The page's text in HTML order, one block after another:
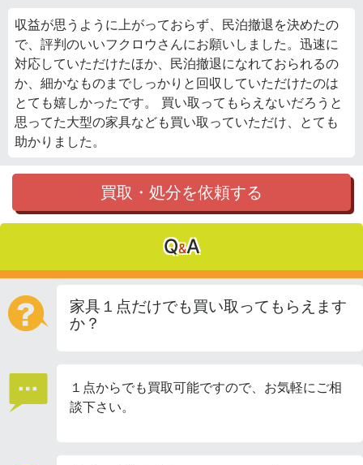
収益が思うように上がっておらず、民泊撤退を決めたの
で、評判のいいフクロウさんにお願いしました。迅速に
対応していただけたほか、民泊撤退になれておられるの
か、細かなものまでしっかりと回収していただけたのは
とても嬉しかったです。 買い取ってもらえないだろうと
思ってた大型の家具なども買い取っていただけ、とても
助かりました。
買取・処分を依頼する
Q&A
家具１点だけでも買い取ってもらえます
か？
１点からでも買取可能ですので、お気軽にご相
談下さい。